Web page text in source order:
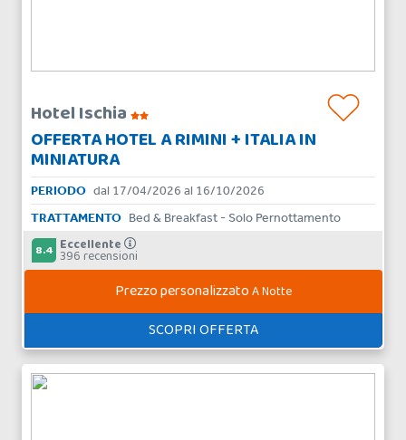
Hotel Ischia
OFFERTA HOTEL A RIMINI + ITALIA IN
MINIATURA
PERIODO dal 17/04/2026 al 16/10/2026
TRATTAMENTO Bed & Breakfast - Solo Pernottamento
8.4 Eccellente
396 recensioni
Prezzo personalizzatoA Notte
SCOPRI OFFERTA